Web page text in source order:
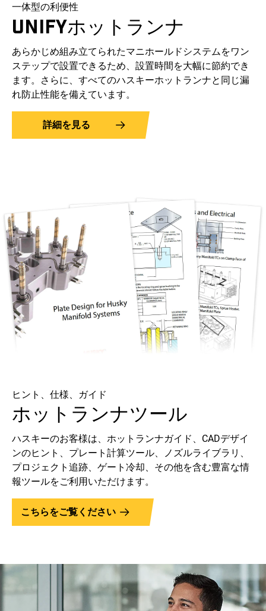
一体型の利便性
UNIFYホットランナ
あらかじめ組み立てられたマニホールドシステムをワン
ステップで設置できるため、設置時間を大幅に節約でき
ます。さらに、すべてのハスキーホットランナと同じ漏
れ防止性能を備えています。
詳細を見る
ヒント、仕様、ガイド
ホットランナツール
ハスキーのお客様は、ホットランナガイド、CADデザイ
ンのヒント、プレート計算ツール、ノズルライブラリ、
プロジェクト追跡、ゲート冷却、その他を含む豊富な情
報ツールをご利用いただけます。
こちらをご覧ください